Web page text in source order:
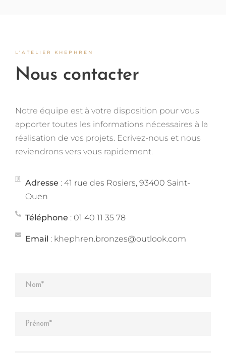
L'ATELIER KHEPHREN
Nous contacter
Notre équipe est à votre disposition pour vous
apporter toutes les informations nécessaires à la
réalisation de vos projets. Ecrivez-nous et nous
reviendrons vers vous rapidement.
Adresse : 41 rue des Rosiers, 93400 Saint-
Ouen
Téléphone : 01 40 11 35 78
Email : khephren.bronzes@outlook.com